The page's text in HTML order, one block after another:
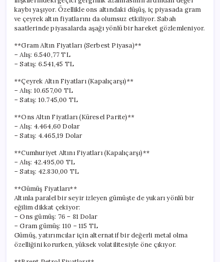
2026)
için
kaybı yaşıyor. Özellikle ons altındaki düşüş, iç piyasada gram
ve çeyrek altın fiyatlarını da olumsuz etkiliyor. Sabah
saatlerinde piyasalarda aşağı yönlü bir hareket gözlemleniyor.
**Gram Altın Fiyatları (Serbest Piyasa)**
– Alış: 6.540,77 TL
– Satış: 6.541,45 TL
**Çeyrek Altın Fiyatları (Kapalıçarşı)**
– Alış: 10.657,00 TL
– Satış: 10.745,00 TL
**Ons Altın Fiyatları (Küresel Parite)**
– Alış: 4.464,60 Dolar
– Satış: 4.465,19 Dolar
**Cumhuriyet Altını Fiyatları (Kapalıçarşı)**
– Alış: 42.495,00 TL
– Satış: 42.830,00 TL
**Gümüş Fiyatları**
Altınla paralel bir seyir izleyen gümüşte de yukarı yönlü bir
eğilim dikkat çekiyor:
– Ons gümüş: 76 – 81 Dolar
– Gram gümüş: 110 – 115 TL
Gümüş, yatırımcılar için alternatif bir değerli metal olma
özelliğini korurken, yüksek volatilitesiyle öne çıkıyor.